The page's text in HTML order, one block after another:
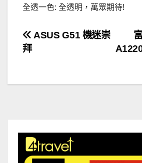
全透一色: 全透明，萬眾期待!
文
章
導
ASUS G51 機迷崇
拜